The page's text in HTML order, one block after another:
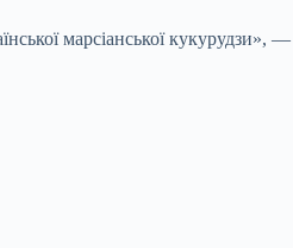
марсіанської кукурудзи»,